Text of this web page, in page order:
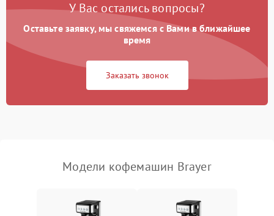
У Вас остались вопросы?
Оставьте заявку, мы свяжемся с Вами в ближайшее
время
Заказать звонок
Модели кофемашин Brayer